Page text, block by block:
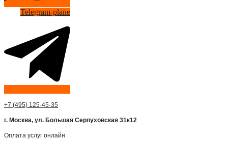
Telegram-plane
+7 (495) 125-45-35
г. Москва, ул. Большая Серпуховская 31к12
Оплата услуг онлайн